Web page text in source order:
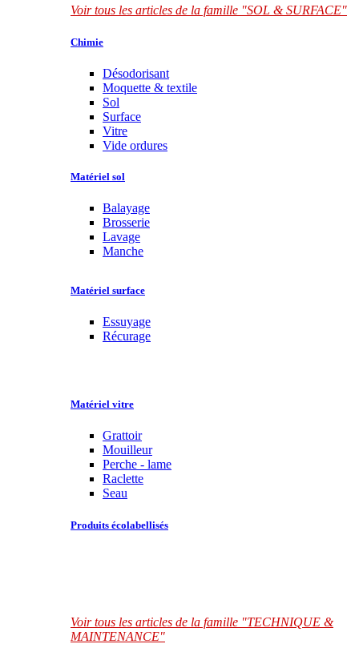
Voir tous les articles de la famille "SOL & SURFACE"
Chimie
Désodorisant
Moquette & textile
Sol
Surface
Vitre
Vide ordures
Matériel sol
Balayage
Brosserie
Lavage
Manche
Matériel surface
Essuyage
Récurage
Matériel vitre
Grattoir
Mouilleur
Perche - lame
Raclette
Seau
Produits écolabellisés
Voir tous les articles de la famille "TECHNIQUE &
MAINTENANCE"